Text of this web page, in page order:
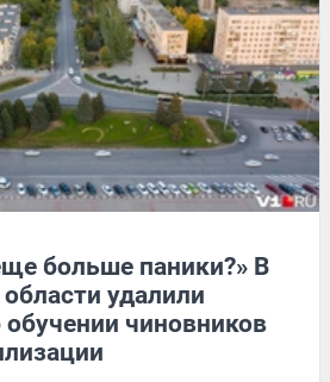
больше паники?» В
удалили
чиновников